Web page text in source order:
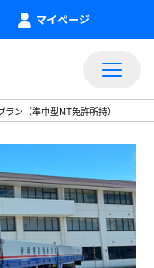
マイページ
ン（準中型MT免許所持）